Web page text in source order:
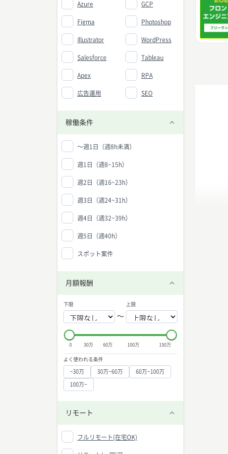
Azure GCP
Figma Photoshop
Illustrator WordPress
Salesforce Tableau
Apex RPA
広告運用 SEO
稼働条件
〜週1日（週8h未満）
週1日（週8~15h）
週2日（週16~23h）
週3日（週24~31h）
週4日（週32~39h）
週5日（週40h）
スポット案件
月額報酬
下限
〜
上限
0 30万 60万 100万 150万
よく使われる条件
~30万 30万~60万 60万~100万
100万~
リモート
フルリモート(在宅OK)